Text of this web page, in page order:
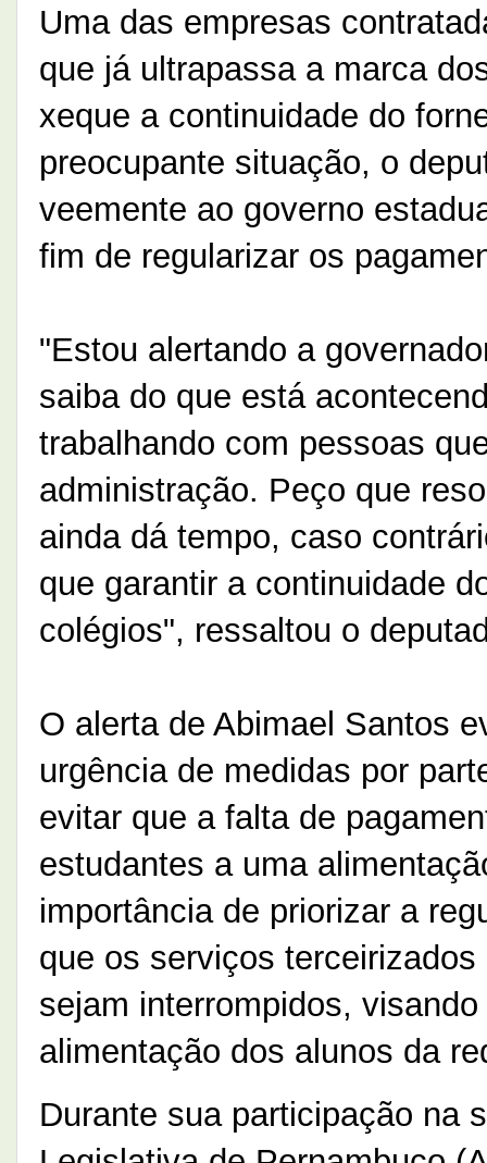
Uma das empresas
que já ultrapassa a marca
xeque a continuidade do
preocupante situação, o
veemente ao governo
fim de regularizar os
"Estou alertando a
saiba do que está
trabalhando com pessoas
administração. Peço que
ainda dá tempo, caso
que garantir a continuidade
colégios", ressaltou o
O alerta de Abimael Santos
urgência de medidas por
evitar que a falta de
estudantes a uma
importância de priorizar a
que os serviços
sejam interrompidos,
alimentação dos alunos da
Durante sua participação na